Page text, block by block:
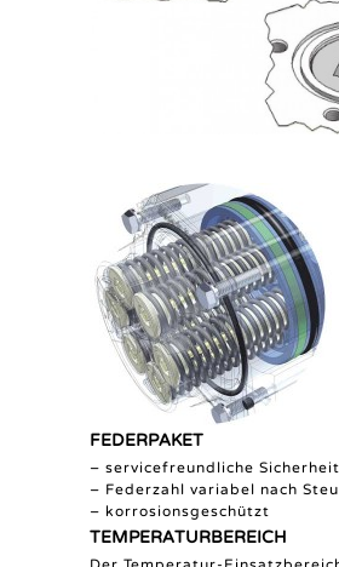
FEDERPAKET
– servicefreundliche
– Federzahl variabel nach
– korrosionsgeschützt
TEMPERATURBEREICH